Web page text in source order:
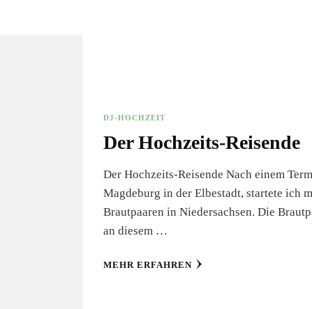
DJ-HOCHZEIT
Der Hochzeits-Reisende
Der Hochzeits-Reisende Nach einem
Magdeburg in der Elbestadt, startete ich
Brautpaaren in Niedersachsen. Die
an diesem …
MEHR ERFAHREN